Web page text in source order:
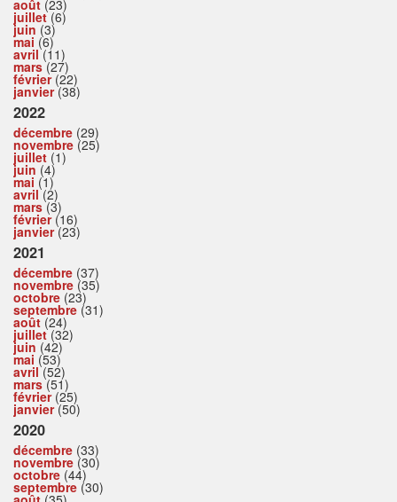
août (23)
juillet(6)
juin (3)
mai (6)
avril(11)
mars(27)
février(22)
janvier(38)
2022
décembre (29)
novembre (25)
juillet (1)
juin (4)
mai (1)
avril(2)
mars(3)
février(16)
janvier(23)
2021
décembre (37)
novembre (35)
octobre (23)
septembre (31)
août (24)
juillet(32)
juin (42)
mai (53)
avril(52)
mars(51)
février(25)
janvier(50)
2020
décembre (33)
novembre (30)
octobre (44)
septembre (30)